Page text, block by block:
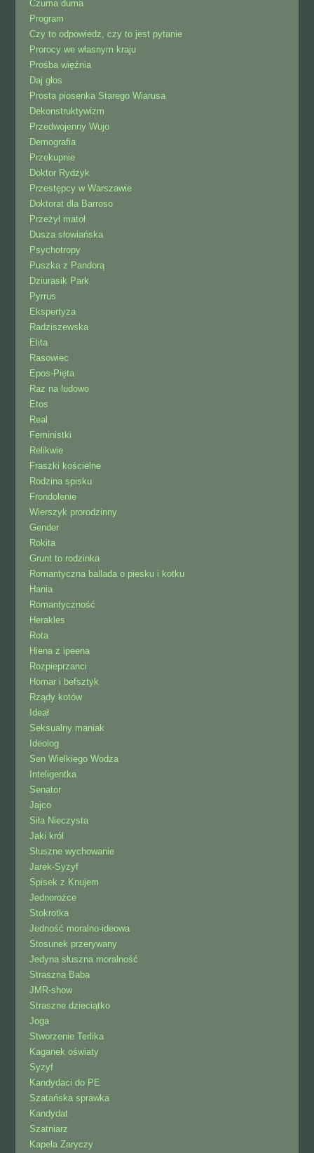
Czuma duma
Program
Czy to odpowiedz, czy to jest pytanie
Prorocy we własnym kraju
Prośba więźnia
Daj głos
Prosta piosenka Starego Wiarusa
Dekonstruktywizm
Przedwojenny Wujo
Demografia
Przekupnie
Doktor Rydzyk
Przestępcy w Warszawie
Doktorat dla Barroso
Przeżył matoł
Dusza słowiańska
Psychotropy
Puszka z Pandorą
Dziurasik Park
Pyrrus
Ekspertyza
Radziszewska
Elita
Rasowiec
Epos-Pięta
Raz na ludowo
Etos
Real
Feministki
Relikwie
Fraszki kościelne
Rodzina spisku
Frondolenie
Wierszyk prorodzinny
Gender
Rokita
Grunt to rodzinka
Romantyczna ballada o piesku i kotku
Hania
Romantyczność
Herakles
Rota
Hiena z ipeena
Rozpieprzanci
Homar i befsztyk
Rządy kotów
Ideał
Seksualny maniak
Ideolog
Sen Wielkiego Wodza
Inteligentka
Senator
Jajco
Siła Nieczysta
Jaki król
Słuszne wychowanie
Jarek-Syzyf
Spisek z Knujem
Jednorożce
Stokrotka
Jedność moralno-ideowa
Stosunek przerywany
Jedyna słuszna moralność
Straszna Baba
JMR-show
Straszne dzieciątko
Joga
Stworzenie Terlika
Kaganek oświaty
Syzyf
Kandydaci do PE
Szatańska sprawka
Kandydat
Szatniarz
Kapela Zaryczy